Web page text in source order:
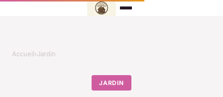
Accueil›Jardin
JARDIN